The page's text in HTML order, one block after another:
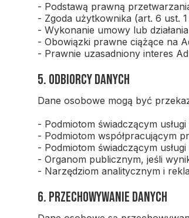
- Podstawą prawną
- Zgoda użytkownika (art. 6 ust. 1
- Wykonanie umowy lub
- Obowiązki prawne ciążące na
- Prawnie uzasadniony interes
5. Odbiorcy danych
Dane osobowe mogą być
- Podmiotom świadczącym
- Podmiotom współpracującym
- Podmiotom świadczącym
- Organom publicznym, jeśli
- Narzędziom analitycznym i
6. Przechowywanie danych